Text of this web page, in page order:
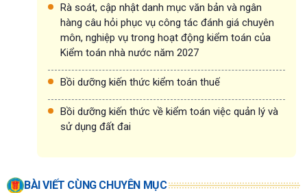
Rà soát, cập nhật danh mục văn bản và ngân
hàng câu hỏi phục vụ công tác đánh giá chuyên
môn, nghiệp vụ trong hoạt động kiểm toán của
Kiểm toán nhà nước năm 2027
Bồi dưỡng kiến thức kiểm toán thuế
Bồi dưỡng kiến thức về kiểm toán việc quản lý và
sử dụng đất đai
BÀI VIẾT CÙNG CHUYÊN MỤC